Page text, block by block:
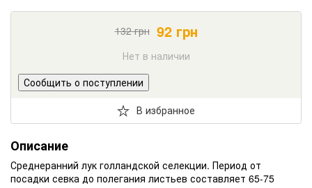
132грн 92грн
Нет в наличии
Сообщить о поступлении
В избранное
Описание
Среднеранний лук голландской селекции. Период от
посадки севка до полегания листьев составляет 65-75